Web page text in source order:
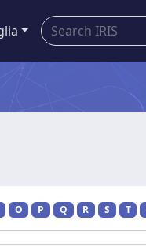
O P Q R S T